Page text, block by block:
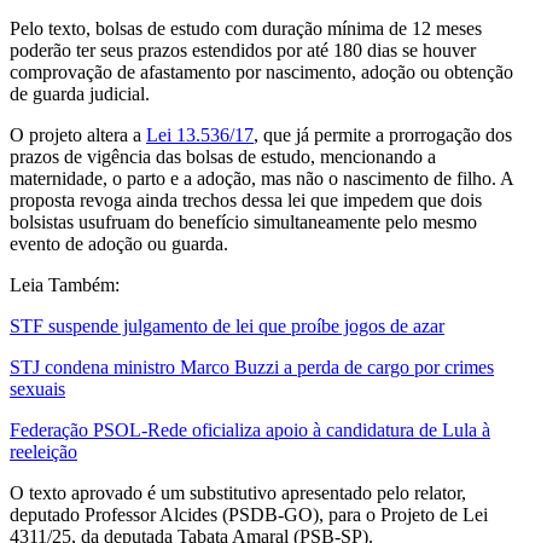
Pelo texto, bolsas de estudo com duração mínima de 12 meses
poderão ter seus prazos estendidos por até 180 dias se houver
comprovação de afastamento por nascimento, adoção ou obtenção
de guarda judicial.
O projeto altera a Lei 13.536/17, que já permite a prorrogação dos
prazos de vigência das bolsas de estudo, mencionando a
maternidade, o parto e a adoção, mas não o nascimento de filho. A
proposta revoga ainda trechos dessa lei que impedem que dois
bolsistas usufruam do benefício simultaneamente pelo mesmo
evento de adoção ou guarda.
Leia Também:
STF suspende julgamento de lei que proíbe jogos de azar
STJ condena ministro Marco Buzzi a perda de cargo por crimes
sexuais
Federação PSOL-Rede oficializa apoio à candidatura de Lula à
reeleição
O texto aprovado é um substitutivo apresentado pelo relator,
deputado Professor Alcides (PSDB-GO), para o Projeto de Lei
4311/25, da deputada Tabata Amaral (PSB-SP).